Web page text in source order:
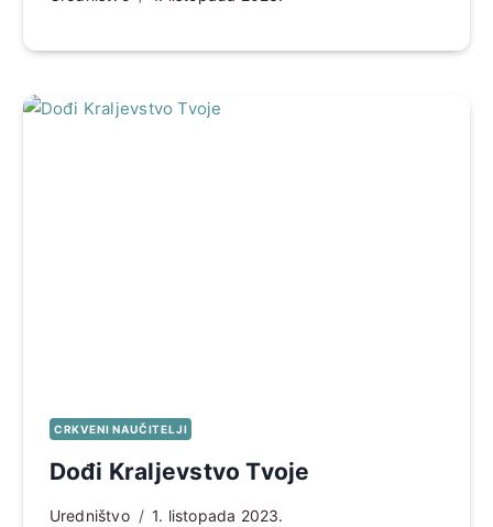
CRKVENI NAUČITELJI
Dođi Kraljevstvo Tvoje
Uredništvo 1. listopada 2023.